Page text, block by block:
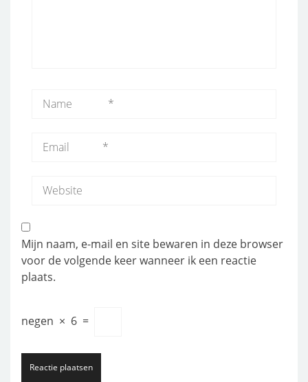
Mijn naam, e-mail en site bewaren in deze browser
voor de volgende keer wanneer ik een reactie
plaats.
negen × 6 =